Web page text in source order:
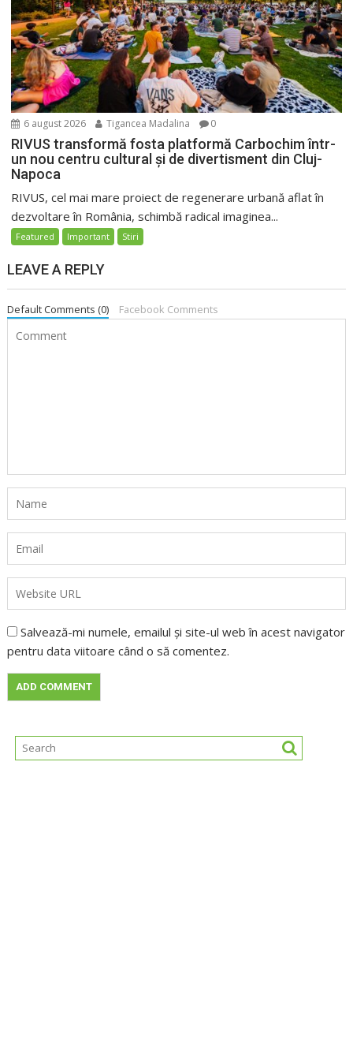
6 august 2026 Tigancea Madalina 0
RIVUS transformă fosta platformă Carbochim într-
un nou centru cultural și de divertisment din Cluj-
Napoca
RIVUS, cel mai mare proiect de regenerare urbană aflat în
dezvoltare în România, schimbă radical imaginea...
Featured Important Stiri
LEAVE A REPLY
Default Comments (0) Facebook Comments
Salvează-mi numele, emailul și site-ul web în acest navigator
pentru data viitoare când o să comentez.